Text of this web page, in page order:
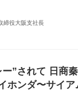
締役大阪支社長
”されて 日商
ホンダ〜サイ